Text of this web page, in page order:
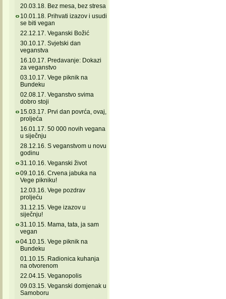
20.03.18. Bez mesa, bez stresa
10.01.18. Prihvati izazov i usudi
se biti vegan
22.12.17. Veganski Božić
30.10.17. Svjetski dan
veganstva
16.10.17. Predavanje: Dokazi
za veganstvo
03.10.17. Vege piknik na
Bundeku
02.08.17. Veganstvo svima
dobro stoji
15.03.17. Prvi dan povrća, ovaj,
proljeća
16.01.17. 50 000 novih vegana
u siječnju
28.12.16. S veganstvom u novu
godinu
31.10.16. Veganski život
09.10.16. Crvena jabuka na
Vege pikniku!
12.03.16. Vege pozdrav
proljeću
31.12.15. Vege izazov u
siječnju!
31.10.15. Mama, tata, ja sam
vegan
04.10.15. Vege piknik na
Bundeku
01.10.15. Radionica kuhanja
na otvorenom
22.04.15. Veganopolis
09.03.15. Veganski domjenak u
Samoboru